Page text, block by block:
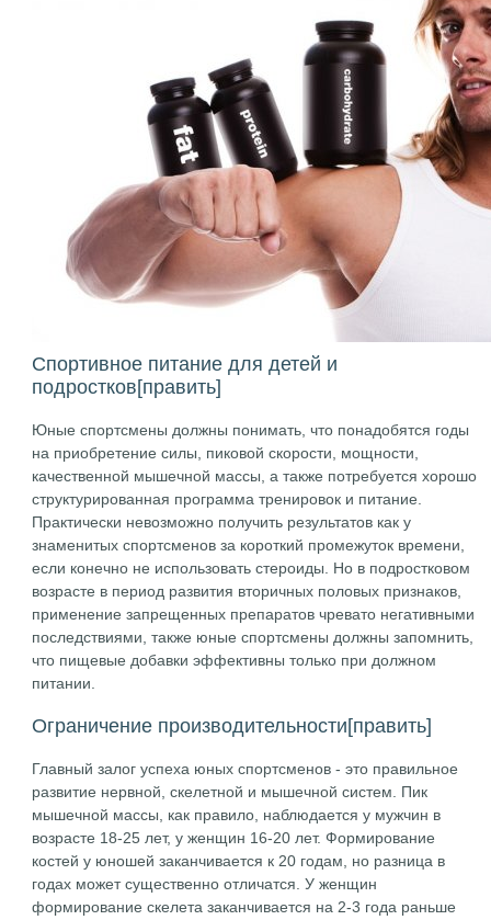
Спортивное питание для детей и
подростков[править]
Юные спортсмены должны понимать, что понадобятся годы
на приобретение силы, пиковой скорости, мощности,
качественной мышечной массы, а также потребуется хорошо
структурированная программа тренировок и питание.
Практически невозможно получить результатов как у
знаменитых спортсменов за короткий промежуток времени,
если конечно не использовать стероиды. Но в подростковом
возрасте в период развития вторичных половых признаков,
применение запрещенных препаратов чревато негативными
последствиями, также юные спортсмены должны запомнить,
что пищевые добавки эффективны только при должном
питании.
Ограничение производительности[править]
Главный залог успеха юных спортсменов - это правильное
развитие нервной, скелетной и мышечной систем. Пик
мышечной массы, как правило, наблюдается у мужчин в
возрасте 18-25 лет, у женщин 16-20 лет. Формирование
костей у юношей заканчивается к 20 годам, но разница в
годах может существенно отличатся. У женщин
формирование скелета заканчивается на 2-3 года раньше